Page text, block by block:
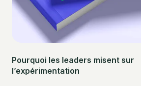
Pourquoi les leaders misent sur
l’expérimentation